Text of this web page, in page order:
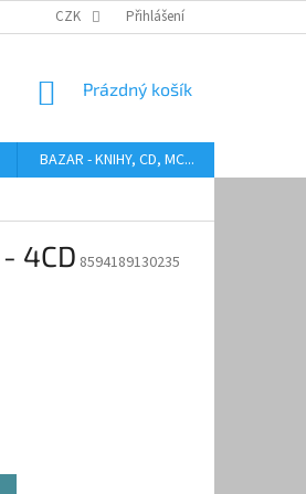
BAZAROVÝCH LP AUDIOKAZETY ANEB
CZK Přihlášení
NÁKUPNÍ
Prázdný košík
BAZAR - KNIHY, CD, MC...
4CD 8594189130235